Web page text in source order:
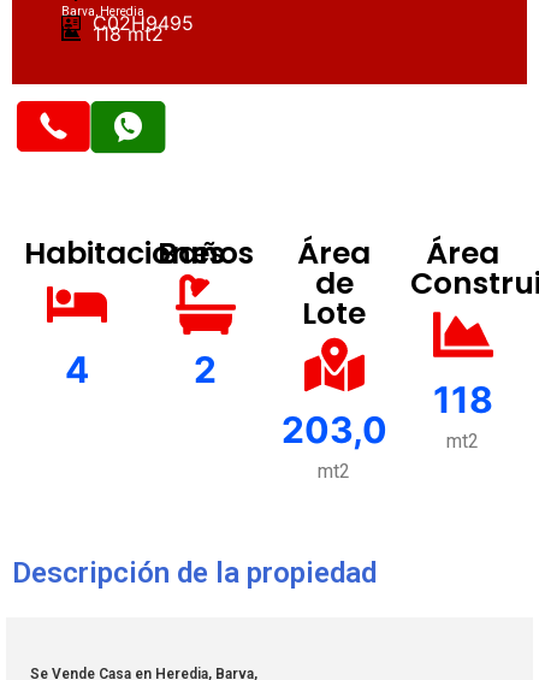
Barva, Heredia
C02H9495
118 mt2
Habitaciones
4
Baños
2
Área
de
Lote
203,0
mt2
Área
118
mt2
Descripción de la propiedad
Se Vende Casa en Heredia, Barva,